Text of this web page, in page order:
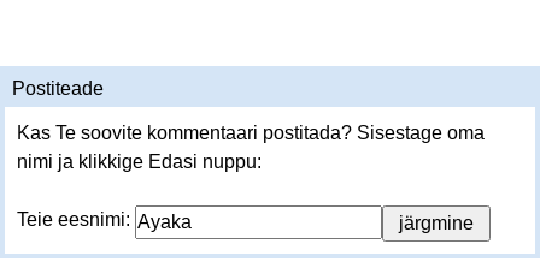
Postiteade
Kas Te soovite kommentaari postitada? Sisestage oma
nimi ja klikkige Edasi nuppu:
Teie eesnimi: